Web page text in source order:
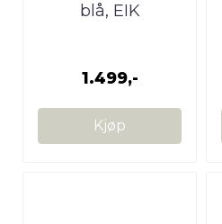
blå, EIK
1.499,-
Kjøp